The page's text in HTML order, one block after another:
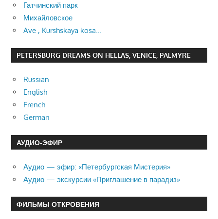
Гатчинский парк
Михайловское
Ave , Kurshskaya kosa…
PETERSBURG DREAMS ON HELLAS, VENICE, PALMYRE
Russian
English
French
German
АУДИО-ЭФИР
Аудио — эфир: «Петербургская Мистерия»
Аудио — экскурсии «Приглашение в парадиз»
ФИЛЬМЫ ОТКРОВЕНИЯ